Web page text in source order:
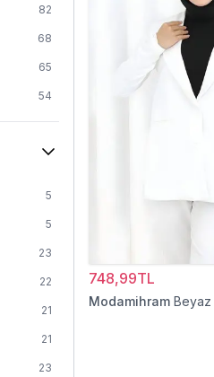
82
68
65
54
40
27
5
5
23
22
21
21
23
748,99TL
Modamihram